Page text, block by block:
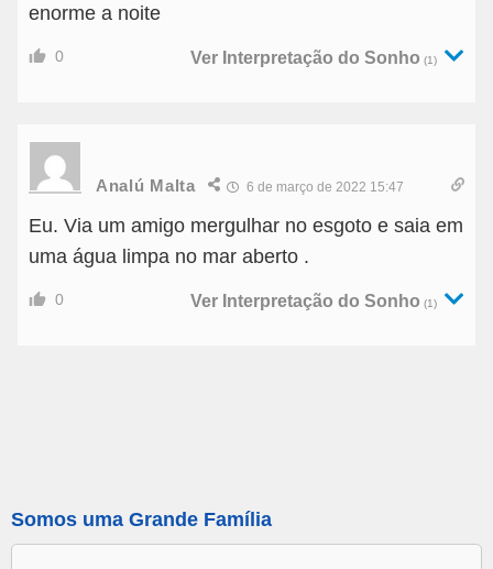
enorme a noite
0 Ver Interpretação do Sonho (1)
Analú Malta 6 de março de 2022 15:47
Eu. Via um amigo mergulhar no esgoto e saia em
uma água limpa no mar aberto .
0 Ver Interpretação do Sonho (1)
Somos uma Grande Família